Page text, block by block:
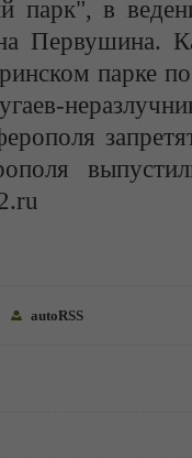
парк", в
Первушина.
парке
autoRSS